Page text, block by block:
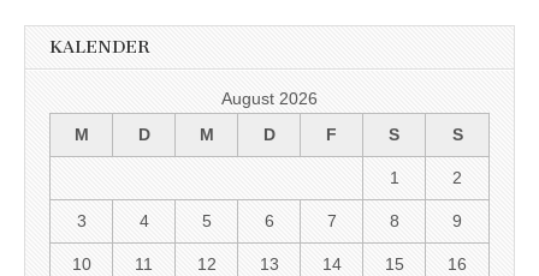
KALENDER
August 2026
M
D M D F S S
1 2
3 4 5 6 7 8 9
10 11 12 13 14 15 16